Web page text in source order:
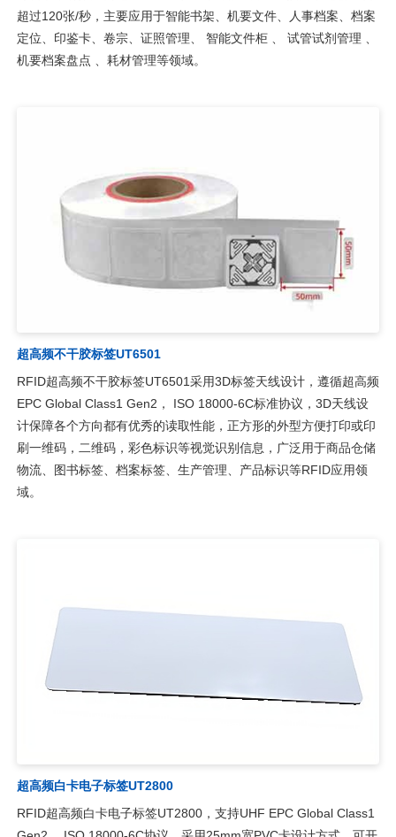
超过120张/秒，主要应用于智能书架、机要文件、人事档案、档案
定位、印鉴卡、卷宗、证照管理、 智能文件柜 、 试管试剂管理 、
机要档案盘点 、耗材管理等领域。
超高频不干胶标签UT6501
RFID超高频不干胶标签UT6501采用3D标签天线设计，遵循超高频
EPC Global Class1 Gen2， ISO 18000-6C标准协议，3D天线设
计保障各个方向都有优秀的读取性能，正方形的外型方便打印或印
刷一维码，二维码，彩色标识等视觉识别信息，广泛用于商品仓储
物流、图书标签、档案标签、生产管理、产品标识等RFID应用领
域。
超高频白卡电子标签UT2800
RFID超高频白卡电子标签UT2800，支持UHF EPC Global Class1